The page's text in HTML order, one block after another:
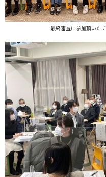
最終審査に参加頂いた